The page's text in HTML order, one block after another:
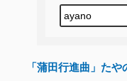
「蒲田行進曲」た